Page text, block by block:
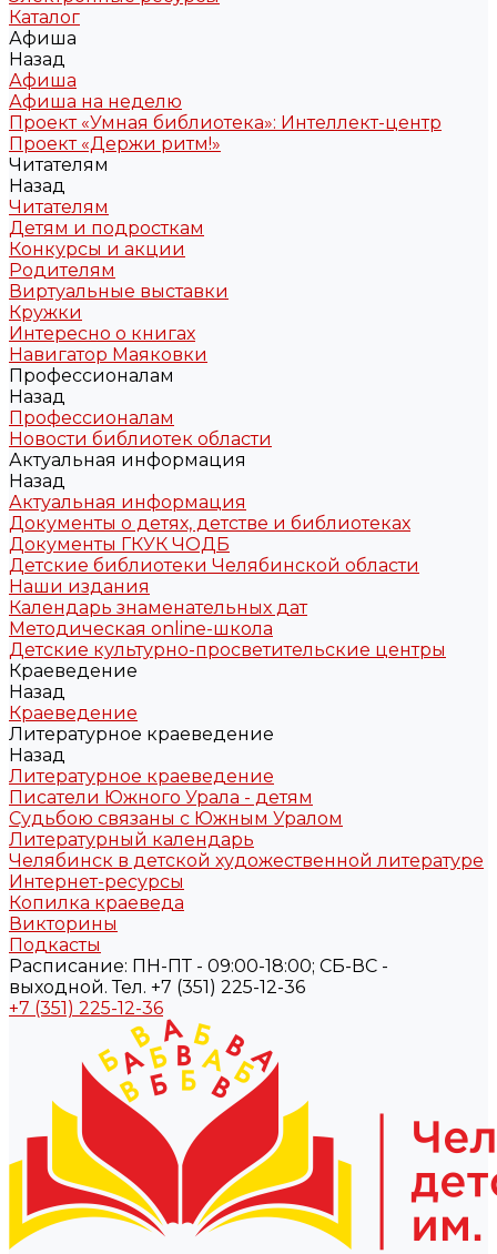
Каталог
Афиша
Назад
Афиша
Афиша на неделю
Проект «Умная библиотека»: Интеллект-центр
Проект «Держи ритм!»
Читателям
Назад
Читателям
Детям и подросткам
Конкурсы и акции
Родителям
Виртуальные выставки
Кружки
Интересно о книгах
Навигатор Маяковки
Профессионалам
Назад
Профессионалам
Новости библиотек области
Актуальная информация
Назад
Актуальная информация
Документы о детях, детстве и библиотеках
Документы ГКУК ЧОДБ
Детские библиотеки Челябинской области
Наши издания
Календарь знаменательных дат
Методическая online-школа
Детские культурно-просветительские центры
Краеведение
Назад
Краеведение
Литературное краеведение
Назад
Литературное краеведение
Писатели Южного Урала - детям
Судьбою связаны с Южным Уралом
Литературный календарь
Челябинск в детской художественной литературе
Интернет-ресурсы
Копилка краеведа
Викторины
Подкасты
Расписание: ПН-ПТ - 09:00-18:00; СБ-ВС -
выходной. Тел. +7 (351) 225-12-36
+7 (351) 225-12-36